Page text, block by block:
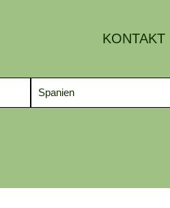
KONTAKT
Spanien